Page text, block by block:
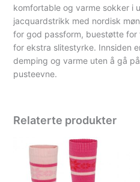
komfortable og varme sokker i
jacquardstrikk med nordisk
for god passform, buestøtte
for ekstra slitestyrke. Innsiden
demping og varme uten å gå
pusteevne.
Relaterte produkter